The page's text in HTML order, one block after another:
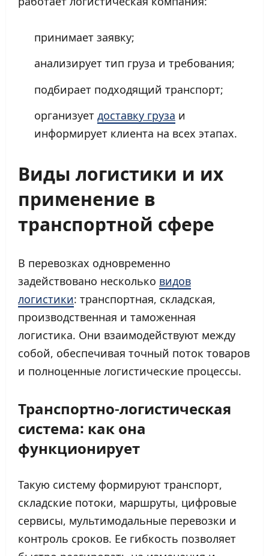
принимает заявку;
анализирует тип груза и требования;
подбирает подходящий транспорт;
организует доставку груза и
информирует клиента на всех этапах.
Виды логистики и их
применение в
транспортной сфере
В перевозках одновременно
задействовано несколько видов
логистики: транспортная, складская,
производственная и таможенная
логистика. Они взаимодействуют между
собой, обеспечивая точный поток товаров
и полноценные логистические процессы.
Транспортно-логистическая
система: как она
функционирует
Такую систему формируют транспорт,
складские потоки, маршруты, цифровые
сервисы, мультимодальные перевозки и
контроль сроков. Ее гибкость позволяет